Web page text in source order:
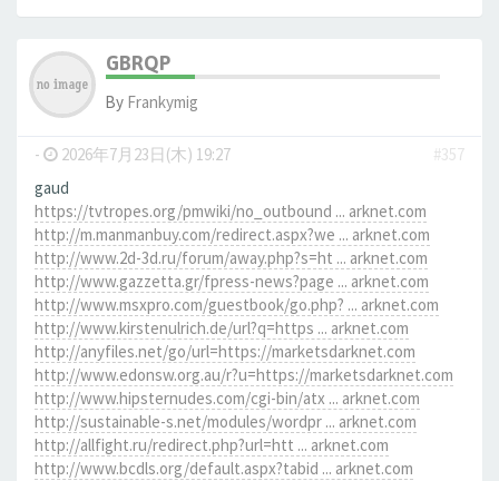
GBRQP
By Frankymig
- 2026年7月23日(木) 19:27
#357
gaud
https://tvtropes.org/pmwiki/no_outbound ... arknet.com
http://m.manmanbuy.com/redirect.aspx?we ... arknet.com
http://www.2d-3d.ru/forum/away.php?s=ht ... arknet.com
http://www.gazzetta.gr/fpress-news?page ... arknet.com
http://www.msxpro.com/guestbook/go.php? ... arknet.com
http://www.kirstenulrich.de/url?q=https ... arknet.com
http://anyfiles.net/go/url=https://marketsdarknet.com
http://www.edonsw.org.au/r?u=https://marketsdarknet.com
http://www.hipsternudes.com/cgi-bin/atx ... arknet.com
http://sustainable-s.net/modules/wordpr ... arknet.com
http://allfight.ru/redirect.php?url=htt ... arknet.com
http://www.bcdls.org/default.aspx?tabid ... arknet.com